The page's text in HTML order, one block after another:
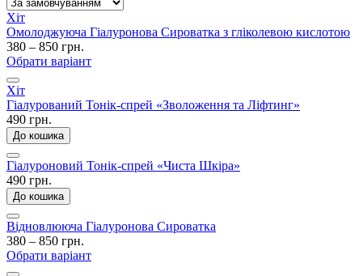
Хіт
Омолоджуюча Гіалуронова Сироватка з гліколевою кислотою
380 – 850 грн.
Обрати варіант
Хіт
Гіалурований Тонік-спрей «Зволоження та Ліфтинг»
490 грн.
До кошика
Гіалуроновий Тонік-спрей «Чиста Шкіра»
490 грн.
До кошика
Відновлююча Гіалуронова Сироватка
380 – 850 грн.
Обрати варіант